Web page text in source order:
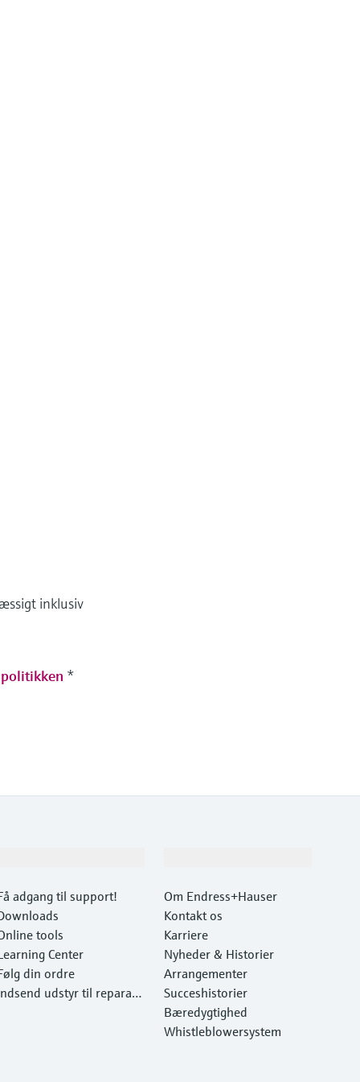
inklusiv
*
adgang til support!
tools
Center
din ordre
udstyr til reparati
Om Endress+Hauser
Kontakt os
Karriere
Nyheder & Historier
Arrangementer
Succeshistorier
Bæredygtighed
Whistleblowersystem